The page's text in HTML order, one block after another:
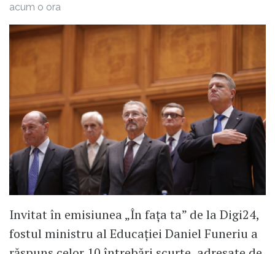
acum o ora
Invitat în emisiunea „În fața ta” de la Digi24,
fostul ministru al Educației Daniel Funeriu a